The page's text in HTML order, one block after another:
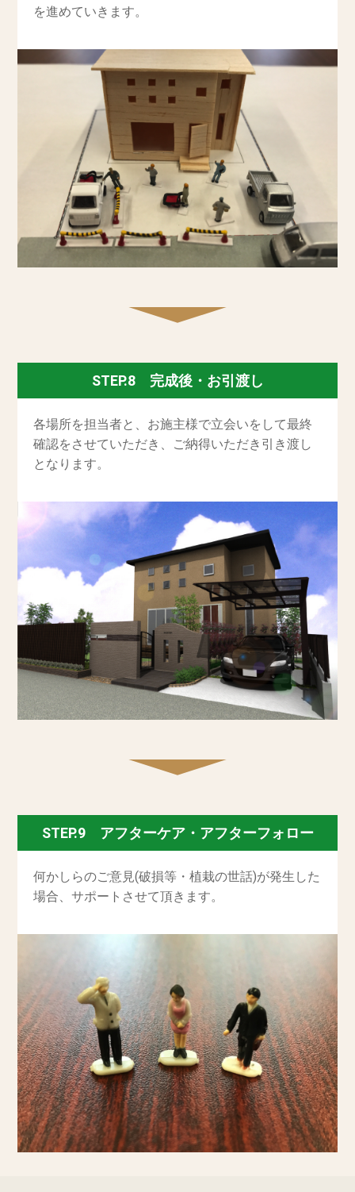
を進めていきます。
STEP.8 完成後・お引渡し
各場所を担当者と、お施主様で立会いをして最終
確認をさせていただき、ご納得いただき引き渡し
となります。
STEP.9 アフターケア・アフターフォロー
何かしらのご意見(破損等・植栽の世話)が発生した
場合、サポートさせて頂きます。